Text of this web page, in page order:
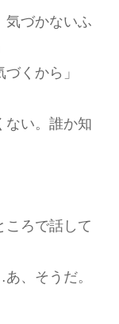
気づかないふ
くから」
い。誰か知
ころで話して
、そうだ。